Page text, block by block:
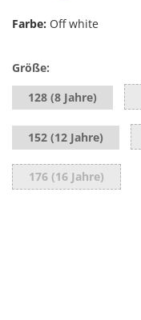
Farbe: Off white
Größe:
128 (8 Jahre)
152 (12 Jahre)
176 (16 Jahre)